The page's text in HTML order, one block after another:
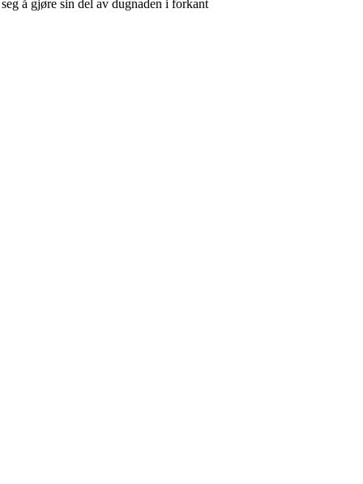
å gjøre sin del av dugnaden i forkant